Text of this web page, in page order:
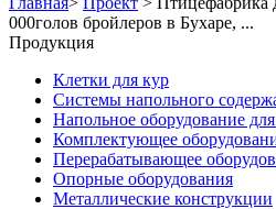
000голов бройлеров в Бухаре, ...
Продукция
Клетки для кур
Системы напольного
Напольное оборудование
Комплектующее
Перерабатывающее
Опорные оборудования
Металлические конструкции